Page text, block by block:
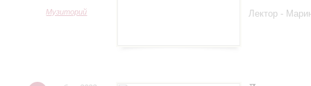
Музиторий Лектор -